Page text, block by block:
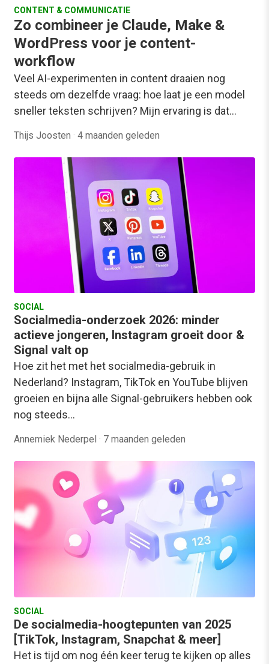
CONTENT & COMMUNICATIE
Zo combineer je Claude, Make &
WordPress voor je content-
workflow
Veel AI-experimenten in content draaien nog
steeds om dezelfde vraag: hoe laat je een model
sneller teksten schrijven? Mijn ervaring is dat…
Thijs Joosten · 4 maanden geleden
SOCIAL
Socialmedia-onderzoek 2026: minder
actieve jongeren, Instagram groeit door &
Signal valt op
Hoe zit het met het socialmedia-gebruik in
Nederland? Instagram, TikTok en YouTube blijven
groeien en bijna alle Signal-gebruikers hebben ook
nog steeds…
Annemiek Nederpel · 7 maanden geleden
SOCIAL
De socialmedia-hoogtepunten van 2025
[TikTok, Instagram, Snapchat & meer]
Het is tijd om nog één keer terug te kijken op alles